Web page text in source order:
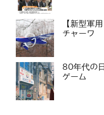
【新型軍
チャーワ
80年代の
ゲーム